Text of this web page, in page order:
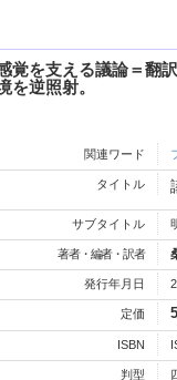
覚を支える議論＝翻
を逆照射。
関連ワード
タイトル
サブタイトル
著者・編者・訳者
発行年月日
定価
ISBN
判型